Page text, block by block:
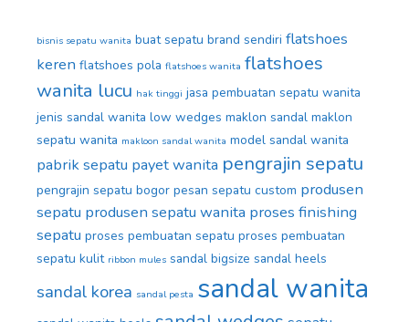
bisnis sepatu wanita buat sepatu brand sendiri flatshoes
keren flatshoes pola flatshoes wanita flatshoes
wanita lucu hak tinggi jasa pembuatan sepatu wanita
jenis sandal wanita low wedges maklon sandal maklon
sepatu wanita makloon sandal wanita model sandal wanita
pabrik sepatu payet wanita pengrajin sepatu
pengrajin sepatu bogor pesan sepatu custom produsen
sepatu produsen sepatu wanita proses finishing
sepatu proses pembuatan sepatu proses pembuatan
sepatu kulit ribbon mules sandal bigsize sandal heels
sandal korea sandal pesta sandal wanita